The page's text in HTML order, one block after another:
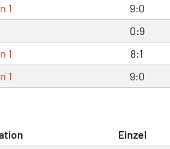
1 9:0
0:9
1 8:1
1 9:0
Einzel